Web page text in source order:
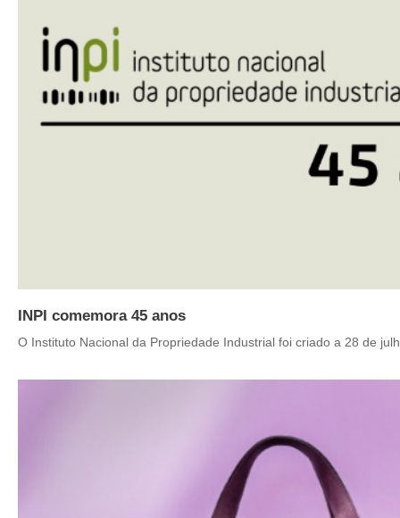
INPI comemora 45 anos
O Instituto Nacional da Propriedade Industrial foi criado a 28 de